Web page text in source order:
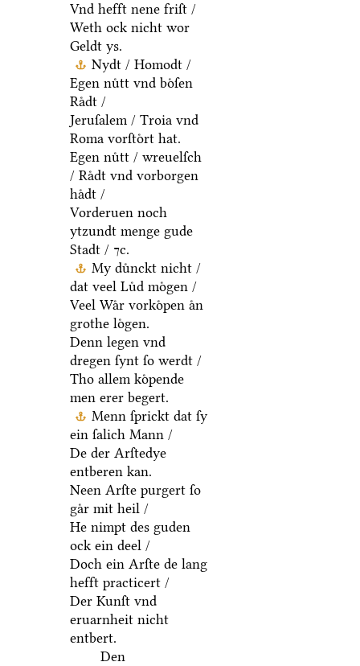
Vnd hefft nene friſt /
Weth ock nicht wor
Geldt ys.
Nydt / Homodt /
Egen nuͤtt vnd boͤſen
Raͤdt /
Jeruſalem / Troia vnd
Roma vorſtoͤrt hat.
Egen nuͤtt / wreuelſch
/ Raͤdt vnd vorborgen
haͤdt /
Vorderuen noch
ytzundt menge gude
Stadt / ⁊c.
My duͤnckt nicht /
dat veel Luͤd moͤgen /
Veel Waͤr vorkoͤpen aͤn
grothe loͤgen.
Denn legen vnd
dregen ſynt ſo werdt /
Tho allem koͤpende
men erer begert.
Menn ſprickt dat ſy
ein ſalich Mann /
De der Arſtedye
entberen kan.
Neen Arſte purgert ſo
gaͤr mit heil /
He nimpt des guden
ock ein deel /
Doch ein Arſte de lang
hefft practicert /
Der Kunſt vnd
eruarnheit nicht
entbert.
Den